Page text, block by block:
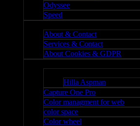
Odyssee
Speed
About & Contact
Services & Contact
About Cookies & GDPR
Hilla Aspman
Capture One Pro
Color managment for web
color space
Color wheel